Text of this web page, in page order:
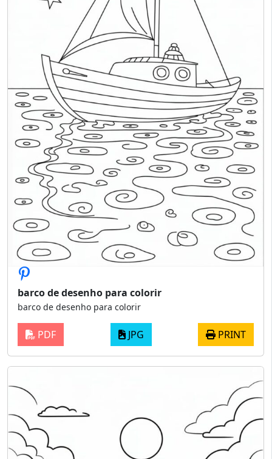
barco de desenho para colorir
barco de desenho para colorir
PDF JPG PRINT